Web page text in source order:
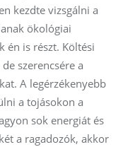
kezdte vizsgálni a
ökológiai
én is részt. Költési
szerencsére a
A legérzékenyebb
a tojásokon a
sok energiát és
a ragadozók, akkor